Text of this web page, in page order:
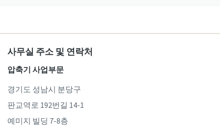
사무실 주소 및 연락처
압축기 사업부문
경기도 성남시 분당구
판교역로 192번길 14-1
예미지 빌딩 7-8층